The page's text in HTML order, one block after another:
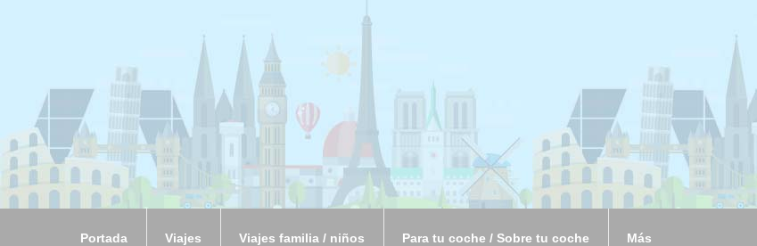
Portada Viajes Viajes familia / niños Para tu coche / Sobre tu coche Más